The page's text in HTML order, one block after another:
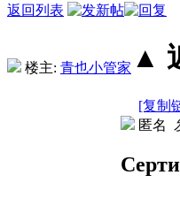
返回列表
楼主: 青也小管家 ▲
[复制
匿名